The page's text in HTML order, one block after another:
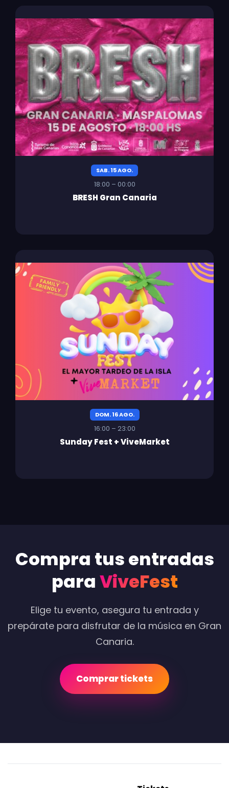
SAB. 15 AGO.
18:00 – 00:00
BRESH Gran Canaria
DOM. 16 AGO.
16:00 – 23:00
Sunday Fest + ViveMarket
Compra tus entradas
paraViveFest
Elige tu evento, asegura tu entrada y
prepárate para disfrutar de la música en Gran
Canaria.
Comprar tickets